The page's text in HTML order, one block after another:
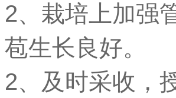
2、栽培上加强
苞生长良好。
2、及时采收，